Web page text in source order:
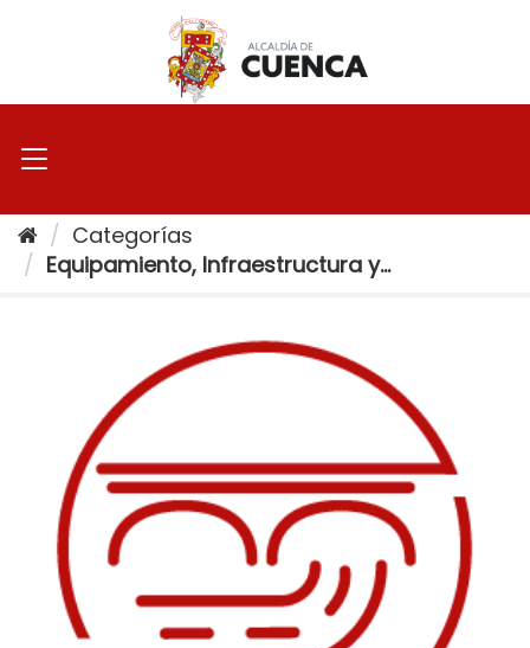
Categorías
Equipamiento, Infraestructura y...